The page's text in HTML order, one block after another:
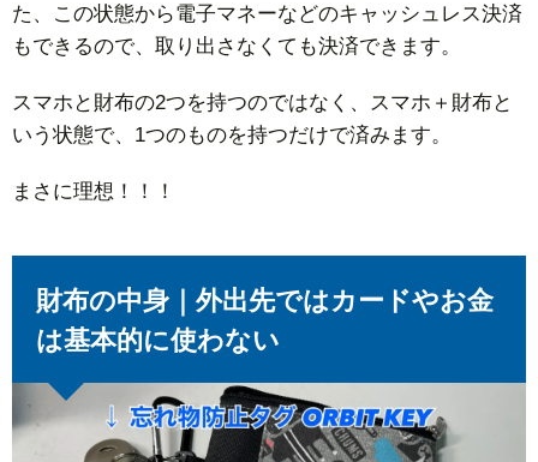
た、この状態から電子マネーなどのキャッシュレス決済
もできるので、取り出さなくても決済できます。
スマホと財布の2つを持つのではなく、スマホ＋財布と
いう状態で、1つのものを持つだけで済みます。
まさに理想！！！
財布の中身｜外出先ではカードやお金
は基本的に使わない